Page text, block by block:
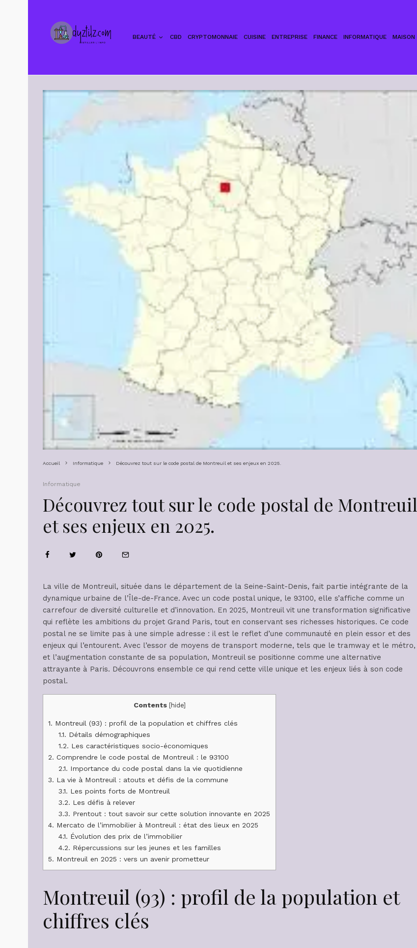
BEAUTÉ CBD CRYPTOMONNAIE CUISINE ENTREPRISE FINANCE INFORMATIQUE MAISON
Accueil Informatique Découvrez tout sur le code postal de Montreuil et ses enjeux en 2025.
Informatique
Découvrez tout sur le code postal de Montreuil
et ses enjeux en 2025.
La ville de Montreuil, située dans le département de la Seine-Saint-Denis, fait partie intégrante de la
dynamique urbaine de l’Île-de-France. Avec un code postal unique, le 93100, elle s’affiche comme un
carrefour de diversité culturelle et d’innovation. En 2025, Montreuil vit une transformation significative
qui reflète les ambitions du projet Grand Paris, tout en conservant ses richesses historiques. Ce code
postal ne se limite pas à une simple adresse : il est le reflet d’une communauté en plein essor et des
enjeux qui l’entourent. Avec l’essor de moyens de transport moderne, tels que le tramway et le métro,
et l’augmentation constante de sa population, Montreuil se positionne comme une alternative
attrayante à Paris. Découvrons ensemble ce qui rend cette ville unique et les enjeux liés à son code
postal.
Contents [hide]
1. Montreuil (93) : profil de la population et chiffres clés
1.1. Détails démographiques
1.2. Les caractéristiques socio-économiques
2. Comprendre le code postal de Montreuil : le 93100
2.1. Importance du code postal dans la vie quotidienne
3. La vie à Montreuil : atouts et défis de la commune
3.1. Les points forts de Montreuil
3.2. Les défis à relever
3.3. Prentout : tout savoir sur cette solution innovante en 2025
4. Mercato de l’immobilier à Montreuil : état des lieux en 2025
4.1. Évolution des prix de l’immobilier
4.2. Répercussions sur les jeunes et les familles
5. Montreuil en 2025 : vers un avenir prometteur
Montreuil (93) : profil de la population et
chiffres clés